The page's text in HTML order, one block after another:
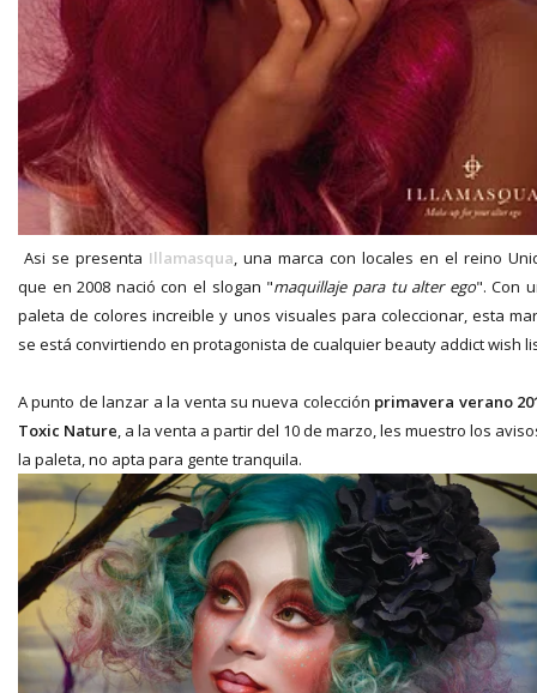
Asi se presenta Illamasqua , una marca con locales en el reino
que en 2008 nació con el slogan "maquillaje para tu alter ego". Con
paleta de colores increible y unos visuales para coleccionar, esta
se está convirtiendo en protagonista de cualquier beauty addict wish
A punto de lanzar a la venta su nueva colección primavera verano
Toxic Nature , a la venta a partir del 10 de marzo, les muestro los
la paleta, no apta para gente tranquila.